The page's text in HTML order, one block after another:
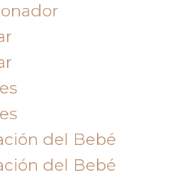
del Bebé
del Bebé